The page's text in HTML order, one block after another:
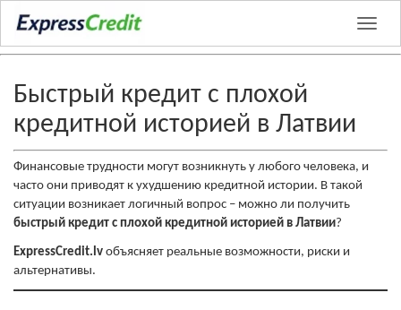
Быстрый кредит с плохой
кредитной историей в Латвии
Финансовые трудности могут возникнуть у любого человека, и
часто они приводят к ухудшению кредитной истории. В такой
ситуации возникает логичный вопрос – можно ли получить
быстрый кредит с плохой кредитной историей в Латвии?
ExpressCredit.lv объясняет реальные возможности, риски и
альтернативы.